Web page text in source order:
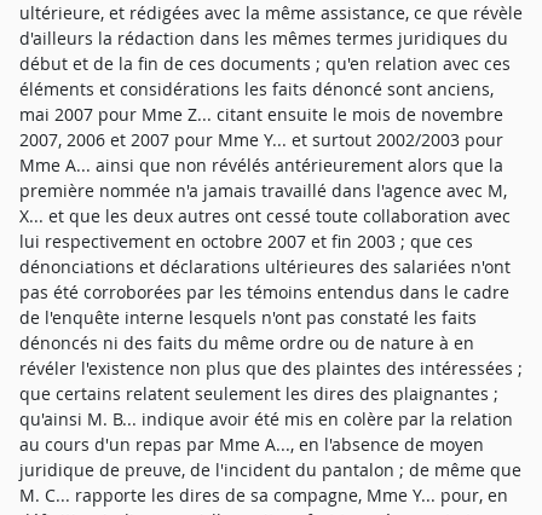
ultérieure, et rédigées avec la même assistance, ce que révèle
d'ailleurs la rédaction dans les mêmes termes juridiques du
début et de la fin de ces documents ; qu'en relation avec ces
éléments et considérations les faits dénoncé sont anciens,
mai 2007 pour Mme Z... citant ensuite le mois de novembre
2007, 2006 et 2007 pour Mme Y... et surtout 2002/2003 pour
Mme A... ainsi que non révélés antérieurement alors que la
première nommée n'a jamais travaillé dans l'agence avec M,
X... et que les deux autres ont cessé toute collaboration avec
lui respectivement en octobre 2007 et fin 2003 ; que ces
dénonciations et déclarations ultérieures des salariées n'ont
pas été corroborées par les témoins entendus dans le cadre
de l'enquête interne lesquels n'ont pas constaté les faits
dénoncés ni des faits du même ordre ou de nature à en
révéler l'existence non plus que des plaintes des intéressées ;
que certains relatent seulement les dires des plaignantes ;
qu'ainsi M. B... indique avoir été mis en colère par la relation
au cours d'un repas par Mme A..., en l'absence de moyen
juridique de preuve, de l'incident du pantalon ; de même que
M. C... rapporte les dires de sa compagne, Mme Y... pour, en